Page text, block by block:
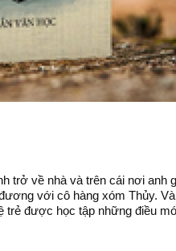
về nhà và trên cái nơi anh
với cô hàng xóm Thủy.
trẻ được học tập những điều